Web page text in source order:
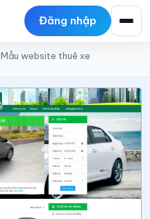
Đăng nhập
Mẫu website thuê xe